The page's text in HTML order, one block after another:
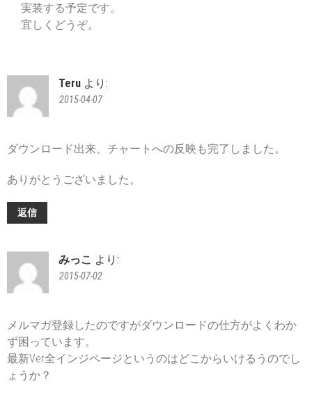
実装する予定です。
宜しくどうぞ。
Teru より:
2015-04-07
ダウンロード出来、チャートへの反映も完了しました。
ありがとうございました。
返信
みっこ より:
2015-07-02
メルマガ登録したのですがダウンロードの仕方がよくわか
ず困っています。
最新Ver全インジページというのはどこからいけるうのでし
ょうか？